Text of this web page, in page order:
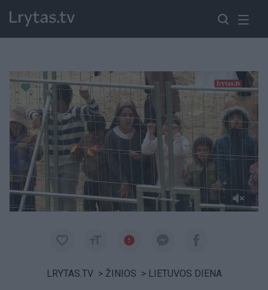
Paremkite Ukrainą
LRYTAS.TV > ŽINIOS > LIETUVOS DIENA